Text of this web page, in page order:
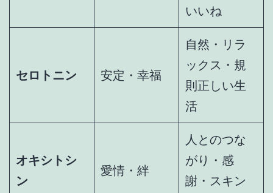
いいね
セロトニン 安定・幸福
自然・リラ
ックス・規
則正しい生
活
オキシトシ
ン
愛情・絆
人とのつな
がり・感
謝・スキン